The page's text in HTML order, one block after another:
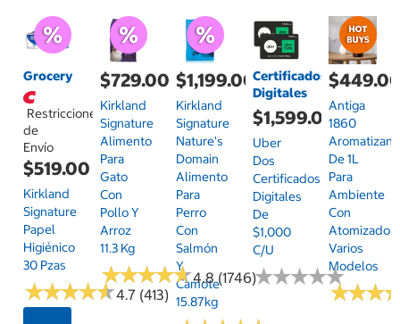
Grocery
Restricciones
de
Envío
$519.00
Kirkland
Signature
Papel
Higiénico
30 Pzas
★★★★★
★★★★★4.7 (413)
$729.00
Kirkland
Signature
Alimento
Para
Gato
Con
Pollo Y
Arroz
11.3 Kg
★★★★★
★★★★★4.8 (1746)
$1,199.00
Kirkland
Signature
Nature's
Domain
Alimento
Para
Perro
Con
Salmón
Y
Camote
15.87kg
Certificados
Digitales
$1,599.00
Uber
Dos
Certificados
Digitales
De
$1,000
C/u
★★★★★
★★★★★
Antiga
1860
De 1L
Para
Ambiente
Con
Atomizador,
Varios
Modelos
★★★
★★★